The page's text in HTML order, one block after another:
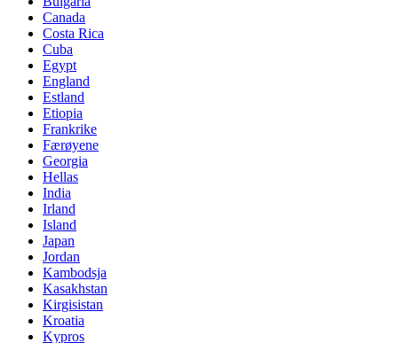
Canada
Costa Rica
Cuba
Egypt
England
Estland
Etiopia
Frankrike
Færøyene
Georgia
Hellas
India
Irland
Island
Japan
Jordan
Kambodsja
Kasakhstan
Kirgisistan
Kroatia
Kypros